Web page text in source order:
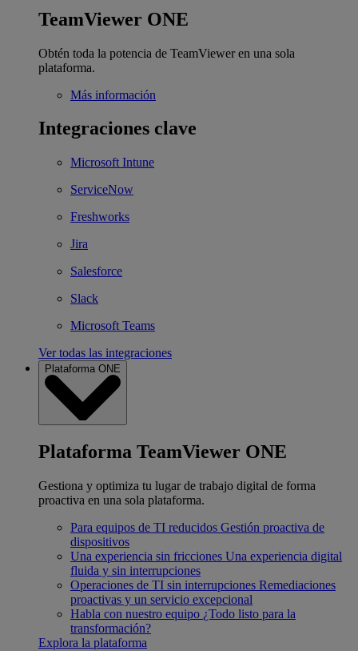
TeamViewer ONE
Obtén toda la potencia de TeamViewer en una sola
plataforma.
Más información
Integraciones clave
Microsoft Intune
ServiceNow
Freshworks
Jira
Salesforce
Slack
Microsoft Teams
Ver todas las integraciones
Plataforma ONE
Plataforma TeamViewer ONE
Gestiona y optimiza tu lugar de trabajo digital de forma
proactiva en una sola plataforma.
Para equipos de TI reducidos Gestión proactiva de
dispositivos
Una experiencia sin fricciones Una experiencia digital
fluida y sin interrupciones
Operaciones de TI sin interrupciones Remediaciones
proactivas y un servicio excepcional
Habla con nuestro equipo ¿Todo listo para la
transformación?
Explora la plataforma